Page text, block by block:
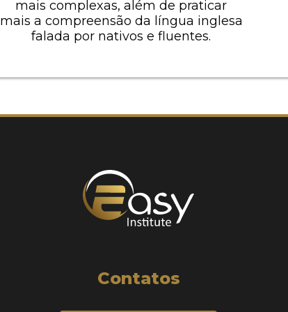
mais complexas, além de praticar
mais a compreensão da língua inglesa
falada por nativos e fluentes.
Contatos